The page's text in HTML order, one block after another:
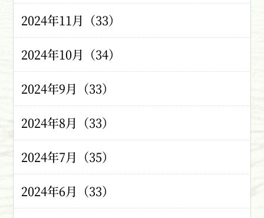
2024年11月（33）
2024年10月（34）
2024年9月（33）
2024年8月（33）
2024年7月（35）
2024年6月（33）